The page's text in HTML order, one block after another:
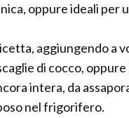
oppure ideali per
aggiungendo a
di cocco, oppure
intera, da
nel frigorifero.